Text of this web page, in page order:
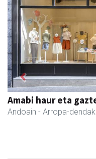
Amabi haur eta
Andoain - Arropa-dendak
Previous